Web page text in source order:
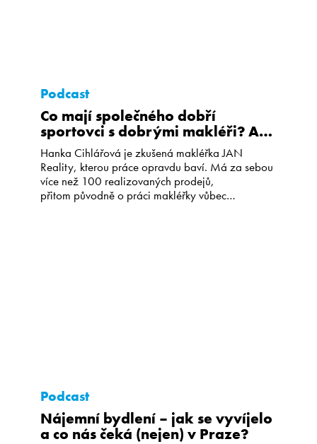
Podcast
Co mají společného dobří
sportovci s dobrými makléři? A
jaká je práce makléře?
Hanka Cihlářová je zkušená makléřka JAN
Reality, kterou práce opravdu baví. Má za sebou
více než 100 realizovaných prodejů,
přitom původně o práci makléřky vůbec
Podcast
Nájemní bydlení – jak se vyvíjelo
a co nás čeká (nejen) v Praze?